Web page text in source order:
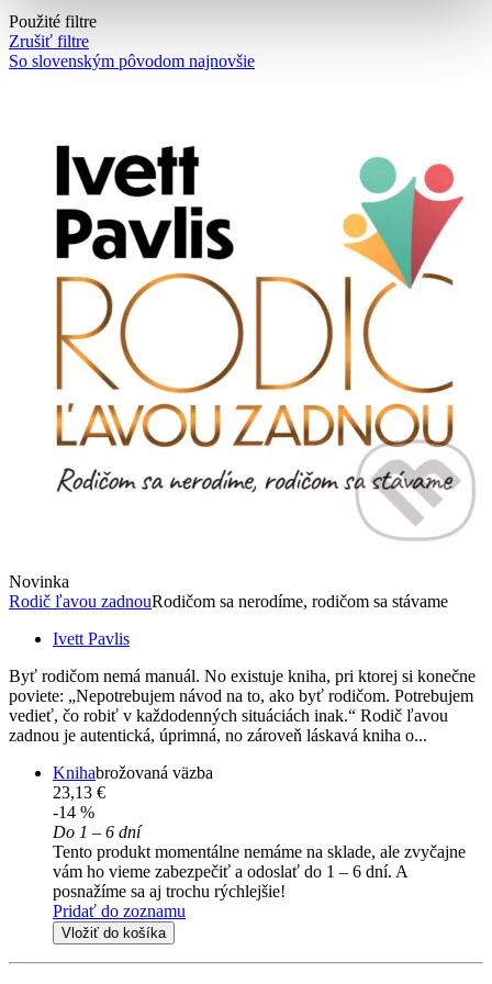
Použité filtre
Zrušiť filtre
So slovenským pôvodom najnovšie
Novinka
Rodič ľavou zadnouRodičom sa nerodíme, rodičom sa stávame
Ivett Pavlis
Byť rodičom nemá manuál. No existuje kniha, pri ktorej si konečne
poviete: „Nepotrebujem návod na to, ako byť rodičom. Potrebujem
vedieť, čo robiť v každodenných situáciách inak.“ Rodič ľavou
zadnou je autentická, úprimná, no zároveň láskavá kniha o...
Knihabrožovaná väzba
23,13 €
-14 %
Do 1 – 6 dní
Tento produkt momentálne nemáme na sklade, ale zvyčajne
vám ho vieme zabezpečiť a odoslať do 1 – 6 dní. A
posnažíme sa aj trochu rýchlejšie!
Pridať do zoznamu
Vložiť do košíka